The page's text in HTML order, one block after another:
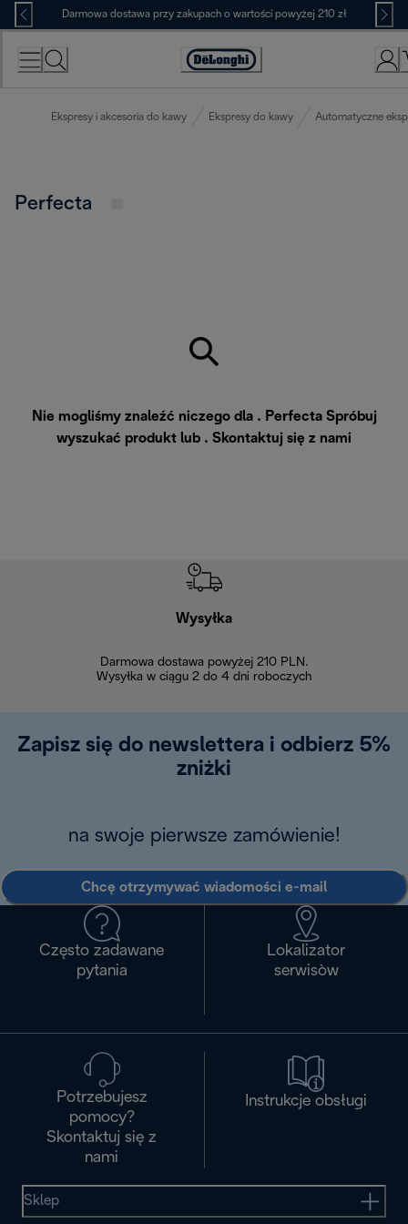
Skip
to
Content
Darmowa dostawa przy zakupach o wartości powyżej 210 zł
Deklaracja
Ekspresy i akcesoria do kawy Ekspresy do kawy Automatyczne
Perfecta
Nie mogliśmy znaleźć niczego dla . Perfecta Spróbuj
wyszukać produkt lub . Skontaktuj się z nami
Wysyłka
Darmowa dostawa powyżej 210 PLN.
Wysyłka w ciągu 2 do 4 dni roboczych
Zapisz się do newslettera i odbierz 5%
zniżki
na swoje pierwsze zamówienie!
Chcę otrzymywać wiadomości e-mail
Często zadawane
pytania
Lokalizator
serwisòw
Potrzebujesz
pomocy?
Skontaktuj się z
nami
Instrukcje obsługi
Sklep